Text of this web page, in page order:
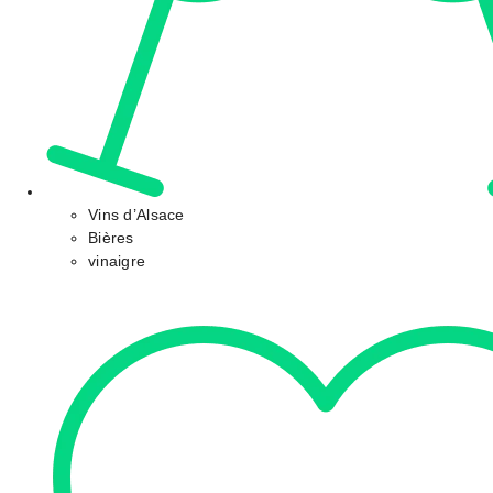
Vins d’Alsace
Bières
vinaigre